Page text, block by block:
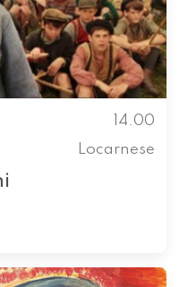
14.00
Locarnese